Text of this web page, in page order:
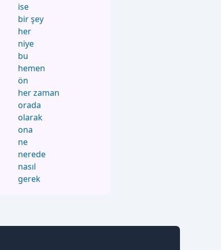
ise
bir şey
her
niye
bu
hemen
ön
her zaman
orada
olarak
ona
ne
nerede
nasıl
gerek